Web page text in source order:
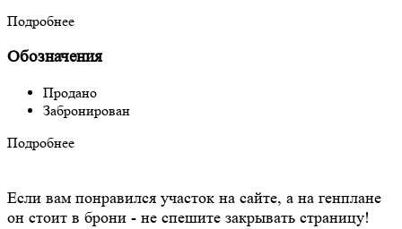
Подробнее
Обозначения
Продано
Забронирован
Подробнее
Если вам понравился участок на сайте, а на генплане
он стоит в брони - не спешите закрывать страницу!